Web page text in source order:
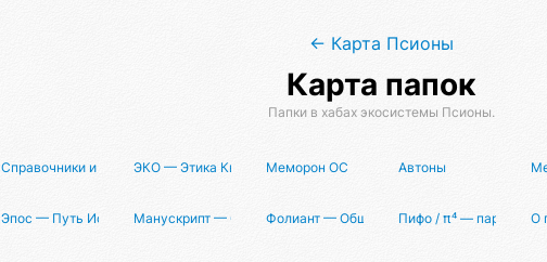
← Карта Псионы
Карта папок
Папки в хабах экосистемы Псионы.
Справочники и рейтингиЭКО — Этика Квантового Организма
Меморон ОС Автоны
Эпос — Путь ИсследователяМанускрипт — Опенсорсная Философия
Фолиант — Общая Книга Знаний
Пифо / π⁴ — О